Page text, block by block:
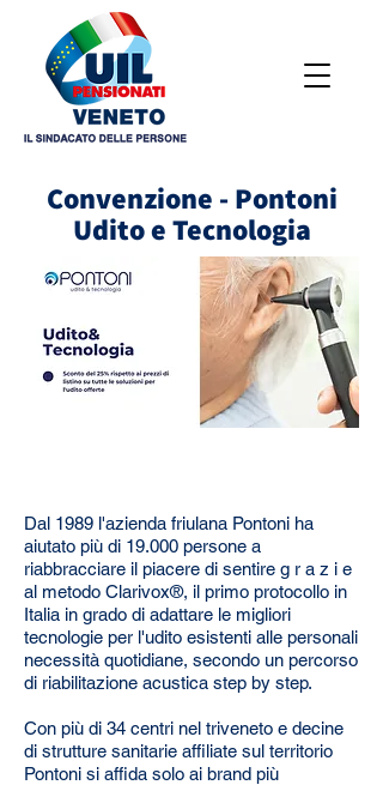
Convenzione - Pontoni
Udito e Tecnologia
Dal 1989 l'azienda friulana Pontoni ha
aiutato più di 19.000 persone a
riabbracciare il piacere di sentire g r a z i e
al metodo Clarivox®, il primo protocollo in
Italia in grado di adattare le migliori
tecnologie per l'udito esistenti alle personali
necessità quotidiane, secondo un percorso
di riabilitazione acustica step by step.
Con più di 34 centri nel triveneto e decine
di strutture sanitarie affiliate sul territorio
Pontoni si affida solo ai brand più